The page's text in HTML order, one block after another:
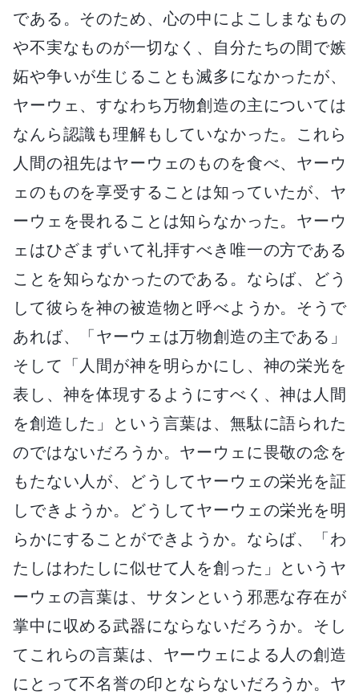
である。そのため、心の中によこしまなもの
や不実なものが一切なく、自分たちの間で嫉
妬や争いが生じることも滅多になかったが、
ヤーウェ、すなわち万物創造の主については
なんら認識も理解もしていなかった。これら
人間の祖先はヤーウェのものを食べ、ヤーウ
ェのものを享受することは知っていたが、ヤ
ーウェを畏れることは知らなかった。ヤーウ
ェはひざまずいて礼拝すべき唯一の方である
ことを知らなかったのである。ならば、どう
して彼らを神の被造物と呼べようか。そうで
あれば、「ヤーウェは万物創造の主である」
そして「人間が神を明らかにし、神の栄光を
表し、神を体現するようにすべく、神は人間
を創造した」という言葉は、無駄に語られた
のではないだろうか。ヤーウェに畏敬の念を
もたない人が、どうしてヤーウェの栄光を証
しできようか。どうしてヤーウェの栄光を明
らかにすることができようか。ならば、「わ
たしはわたしに似せて人を創った」というヤ
ーウェの言葉は、サタンという邪悪な存在が
掌中に収める武器にならないだろうか。そし
てこれらの言葉は、ヤーウェによる人の創造
にとって不名誉の印とならないだろうか。ヤ